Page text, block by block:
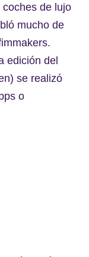
de lujo
mucho de
edición del
se realizó
o